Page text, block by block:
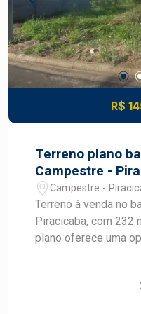
R$
Terreno plano
Campestre -
Campestre -
Terreno à venda no
Piracicaba, com 232
plano oferece uma
região tradicional e
CARACTERÍSTICAS
residencial - 232 m²